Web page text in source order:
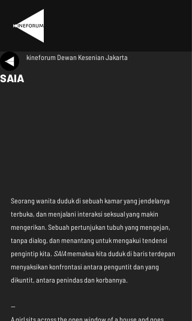
SAIA
kineforum Dewan Kesenian Jakarta
Seorang wanita duduk di sebuah kamar yang jendelanya
terbuka, dan menjalani interaksi seksual yang makin
mengerikan. Sebuah pertunjukan tubuh yang mengejan,
tanpa dialog, dan menantang untuk mengakui tendensi
pengintip kita. SAIA memaksa kita duduk di baris terdepan
menyaksikan konfrontasi antara penguntit dan yang
dikuntit, antara penindas dan korbannya.
--